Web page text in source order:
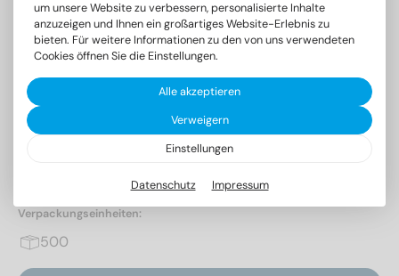
DIN 963 A2 M 3X45
Senkschrauben mit Schlitz
Verpackungseinheiten:
500
um unsere Website zu verbessern, personalisierte Inhalte
anzuzeigen und Ihnen ein großartiges Website-Erlebnis zu
bieten. Für weitere Informationen zu den von uns verwendeten
Cookies öffnen Sie die Einstellungen.
Alle akzeptieren
Verweigern
Einstellungen
Datenschutz Impressum